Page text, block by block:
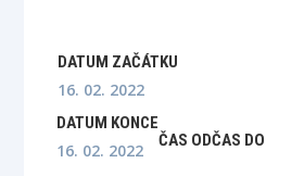
DATUM ZAČÁTKU
16. 02. 2022
DATUM KONCE
16. 02. 2022 ČAS ODČAS DO